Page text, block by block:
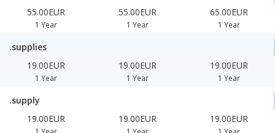
55.00EUR
1 Year
55.00EUR
1 Year
65.00EUR
1 Year
.supplies
19.00EUR
1 Year
19.00EUR
1 Year
19.00EUR
1 Year
.supply
19.00EUR
19.00EUR 19.00EUR